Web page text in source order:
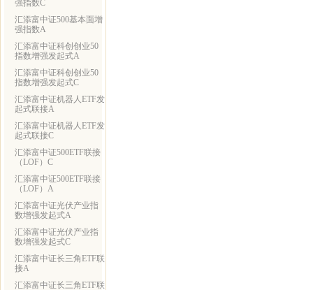
强指数C
汇添富中证500基本面增
强指数A
汇添富中证科创创业50
指数增强发起式A
汇添富中证科创创业50
指数增强发起式C
汇添富中证机器人ETF发
起式联接A
汇添富中证机器人ETF发
起式联接C
汇添富中证500ETF联接
（LOF）C
汇添富中证500ETF联接
（LOF）A
汇添富中证光伏产业指
数增强发起式A
汇添富中证光伏产业指
数增强发起式C
汇添富中证长三角ETF联
接A
汇添富中证长三角ETF联